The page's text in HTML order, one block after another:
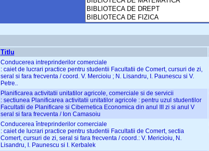
Titlu
Conducerea intreprinderilor comerciale
: caiet de lucrari practice pentru studentii Facultatii de Comert, cursuri de zi,
seral si fara frecventa / coord. V. Mercioiu ; N. Lisandru, I. Paunescu si V.
Petre..
Planificarea activitatii unitatilor agricole, comerciale si de servicii
: sectiunea Planificarea activitatii unitatilor agricole : pentru uzul studentilor
Facultatii de Planificare si Cibernetica Economica din anul III zi si anul V
seral si fara frecventa / Ion Camasoiu
Conducerea întreprinderilor comerciale
: caiet de lucrari practice pentru studentii Facultatii de Comert, sectia
Comert, cursuri de zi, seral si fara frecventa / coord.: V. Mericioiu, N.
Lisandru, I. Paunescu si I. Kerbalek